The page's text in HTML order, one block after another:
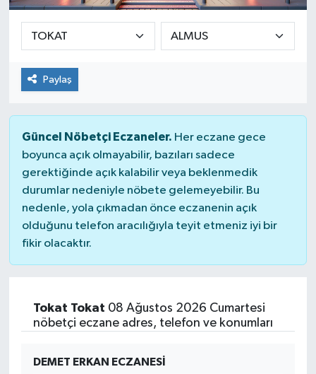
Paylaş
Güncel Nöbetçi Eczaneler. Her eczane gece
boyunca açık olmayabilir, bazıları sadece
gerektiğinde açık kalabilir veya beklenmedik
durumlar nedeniyle nöbete gelemeyebilir. Bu
nedenle, yola çıkmadan önce eczanenin açık
olduğunu telefon aracılığıyla teyit etmeniz iyi bir
fikir olacaktır.
Tokat Tokat 08 Ağustos 2026 Cumartesi
nöbetçi eczane adres, telefon ve konumları
DEMET ERKAN ECZANESİ